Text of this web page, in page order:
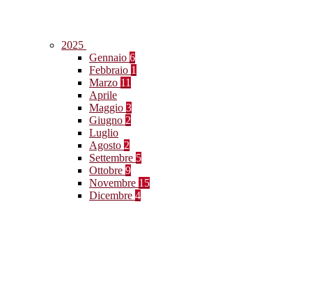
2025
Gennaio 6
Febbraio 1
Marzo 11
Aprile
Maggio 3
Giugno 2
Luglio
Agosto 2
Settembre 5
Ottobre 9
Novembre 15
Dicembre 4